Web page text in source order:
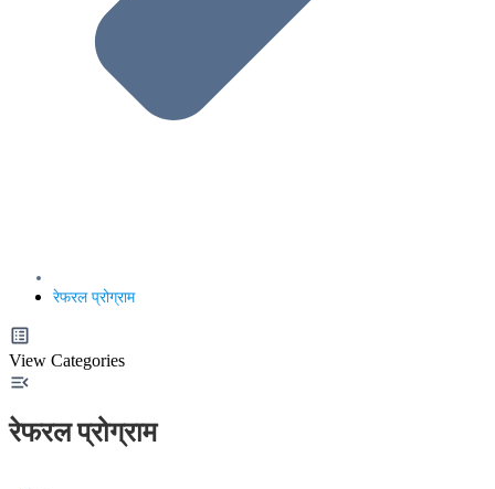
रेफरल प्रोग्राम
View Categories
रेफरल प्रोग्राम